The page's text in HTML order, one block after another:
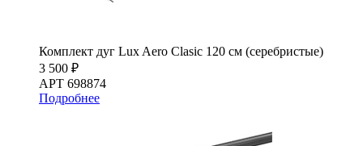
Комплект дуг Lux Aero Clasic 120 см (серебристые)
3 500 ₽
АРТ 698874
Подробнее